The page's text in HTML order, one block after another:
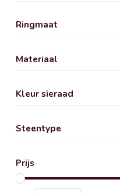
Ringmaat
Materiaal
Kleur sieraad
Steentype
Prijs